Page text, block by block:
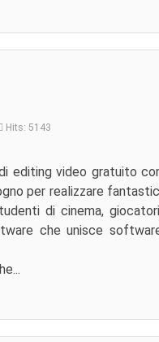
Hits: 5143
editing video gratuito
per realizzare
di cinema,
che unisce